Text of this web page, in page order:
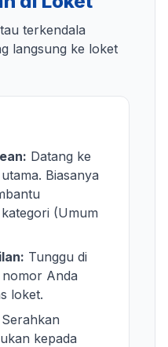
terkendala
langsung ke loket
Datang ke
Biasanya
(Umum
Tunggu di
Anda
loket.
Serahkan
kepada